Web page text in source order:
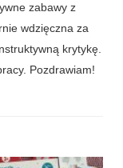
zabawy z
wdzięczna za
krytykę.
Pozdrawiam!